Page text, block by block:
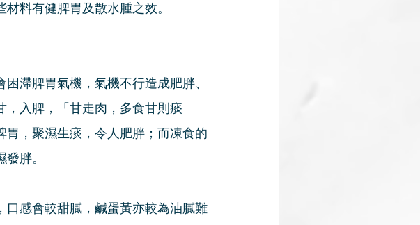
料有健脾胃及散水腫之效。
滯脾胃氣機，氣機不行造成肥胖、
入脾，「甘走肉，多食甘則痰
，聚濕生痰，令人肥胖；而凍食的
胖。
感會較甜膩，鹹蛋黃亦較為油膩難